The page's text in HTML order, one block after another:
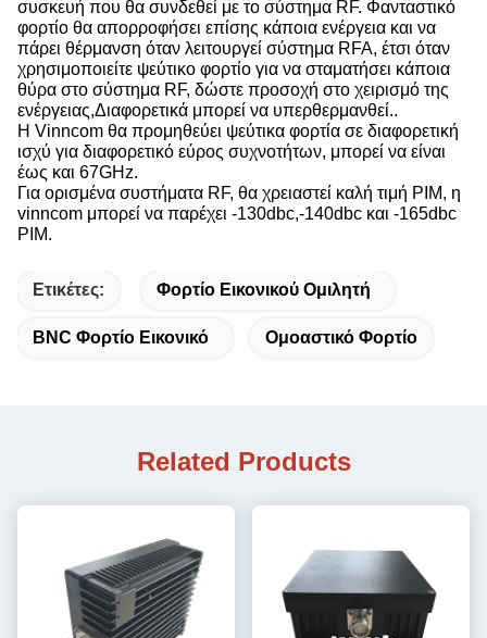
συσκευή που θα συνδεθεί με το σύστημα RF. Φανταστικό
φορτίο θα απορροφήσει επίσης κάποια ενέργεια και να
πάρει θέρμανση όταν λειτουργεί σύστημα RFA, έτσι όταν
χρησιμοποιείτε ψεύτικο φορτίο για να σταματήσει κάποια
θύρα στο σύστημα RF, δώστε προσοχή στο χειρισμό της
ενέργειας,Διαφορετικά μπορεί να υπερθερμανθεί..
Η Vinncom θα προμηθεύει ψεύτικα φορτία σε διαφορετική
ισχύ για διαφορετικό εύρος συχνοτήτων, μπορεί να είναι
έως και 67GHz.
Για ορισμένα συστήματα RF, θα χρειαστεί καλή τιμή PIM, η
vinncom μπορεί να παρέχει -130dbc,-140dbc και -165dbc
PIM.
Ετικέτες: Φορτίο Εικονικού Ομιλητή
BNC Φορτίο Εικονικό Ομοαστικό Φορτίο
Related Products